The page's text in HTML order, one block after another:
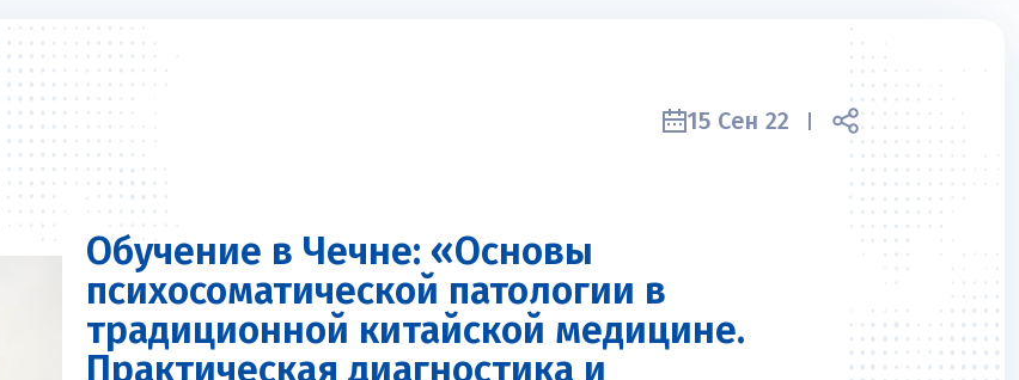
15 Сен 22
Обучение в Чечне: «Основы
психосоматической патологии в
традиционной китайской медицине.
Практическая диагностика и